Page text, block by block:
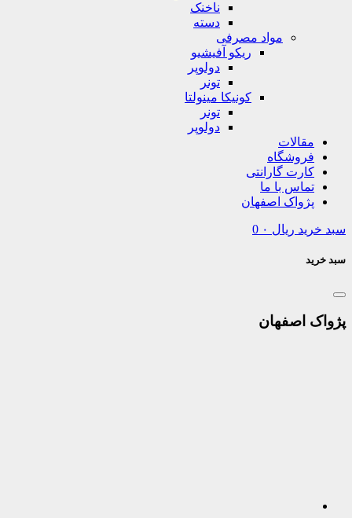
ناخنک
دسته
مواد مصرفی
ریکو آفیشیو
دولوپر
تونر
کونیکا مینولتا
تونر
دولوپر
مقالات
فروشگاه
کارت گارانتی
تماس با ما
پژواک اصفهان
سبد خرید ریال 0
سبد خرید
پژواک اصفهان